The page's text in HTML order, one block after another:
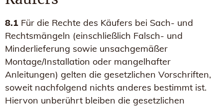
8.1 Für die Rechte des Käufers bei Sach- und
Rechtsmängeln (einschließlich Falsch- und
Minderlieferung sowie unsachgemäßer
Montage/Installation oder mangelhafter
Anleitungen) gelten die gesetzlichen Vorschriften,
soweit nachfolgend nichts anderes bestimmt ist.
Hiervon unberührt bleiben die gesetzlichen